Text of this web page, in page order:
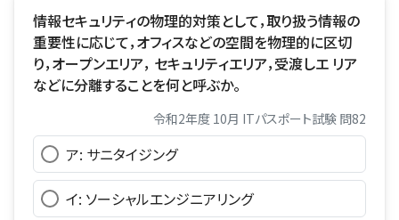
情報セキュリティの物理的対策として，取り扱う情報の
重要性に応じて，オフィスなどの空間を物理的に区切
り，オープンエリア， セキュリティエリア，受渡しエ リア
などに分離することを何と呼ぶか。
令和2年度 10月 ITパスポート試験 問82
ア: サニタイジング
イ: ソーシャルエンジニアリング